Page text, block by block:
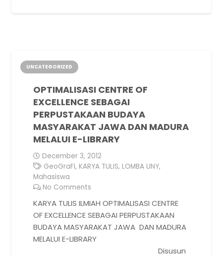
UNCATEGORIZED
OPTIMALISASI CENTRE OF
EXCELLENCE SEBAGAI
PERPUSTAKAAN BUDAYA
MASYARAKAT JAWA DAN MADURA
MELALUI E-LIBRARY
December 3, 2012
GeoGraFI, KARYA TULIS, LOMBA UNY,
Mahasiswa
No Comments
KARYA TULIS ILMIAH OPTIMALISASI CENTRE
OF EXCELLENCE SEBAGAI PERPUSTAKAAN
BUDAYA MASYARAKAT JAWA DAN MADURA
MELALUI E-LIBRARY
Disusun